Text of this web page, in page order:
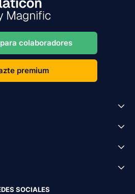
colaboradores
premium
SOCIALES